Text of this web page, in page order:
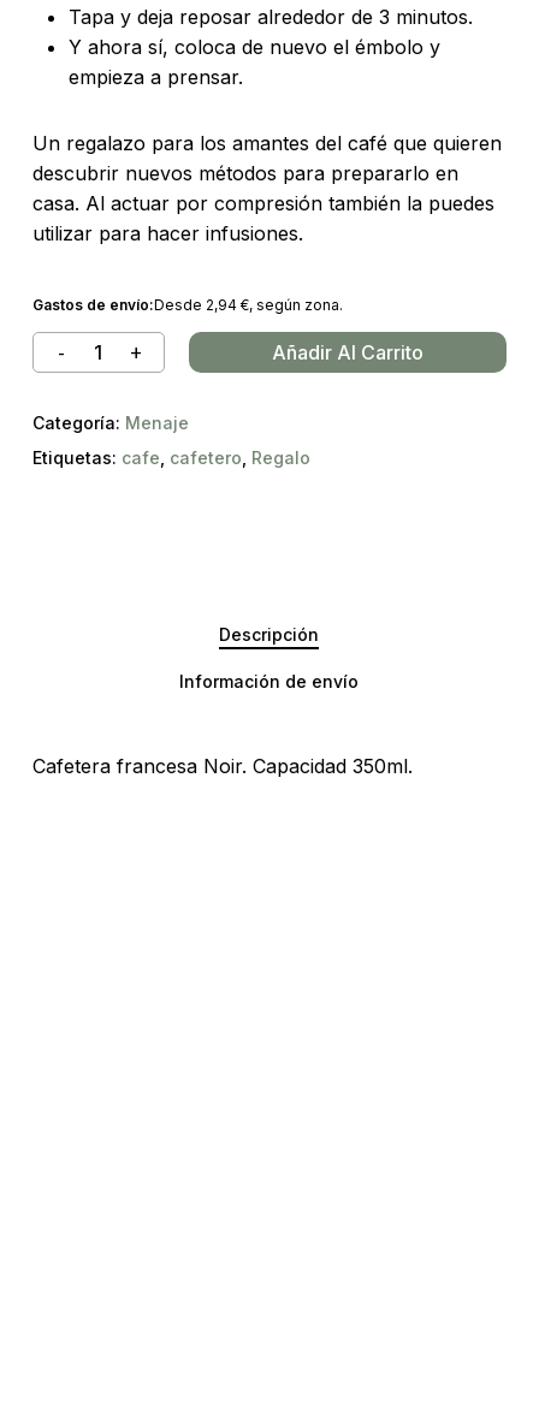
Tapa y deja reposar alrededor de 3 minutos.
Y ahora sí, coloca de nuevo el émbolo y
empieza a prensar.
Un regalazo para los amantes del café que quieren
descubrir nuevos métodos para prepararlo en
casa. Al actuar por compresión también la puedes
utilizar para hacer infusiones.
Gastos de envío:Desde 2,94 €, según zona.
Añadir Al Carrito
Categoría: Menaje
Etiquetas: cafe cafetero Regalo
Descripción
Información de envío
Cafetera francesa Noir. Capacidad 350ml.